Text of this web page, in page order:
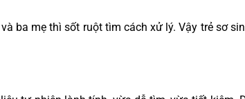
ba mẹ thì sốt ruột tìm cách xử lý. Vậy trẻ sơ